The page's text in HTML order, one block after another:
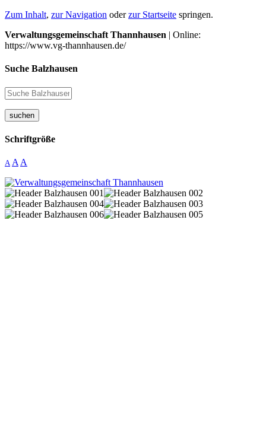
Zum Inhalt, zur Navigation oderzur Startseite springen.
Verwaltungsgemeinschaft Thannhausen | Online:
https://www.vg-thannhausen.de/
Suche Balzhausen
suchen
Schriftgröße
A A A